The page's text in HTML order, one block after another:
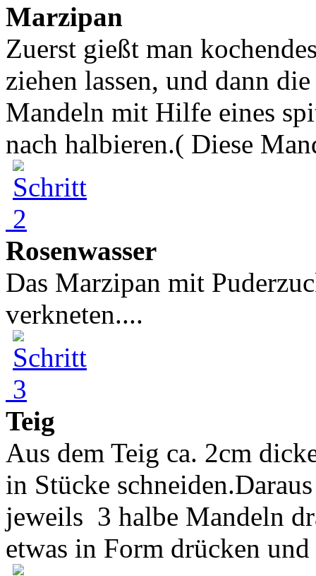
Marzipan
Zuerst gießt man
ziehen lassen, und dann
Mandeln mit Hilfe eines
nach halbieren.( Diese
Rosenwasser
Das Marzipan mit
verkneten....
Teig
Aus dem Teig ca. 2cm
in Stücke
jeweils 3 halbe Mandeln
etwas in Form drücken